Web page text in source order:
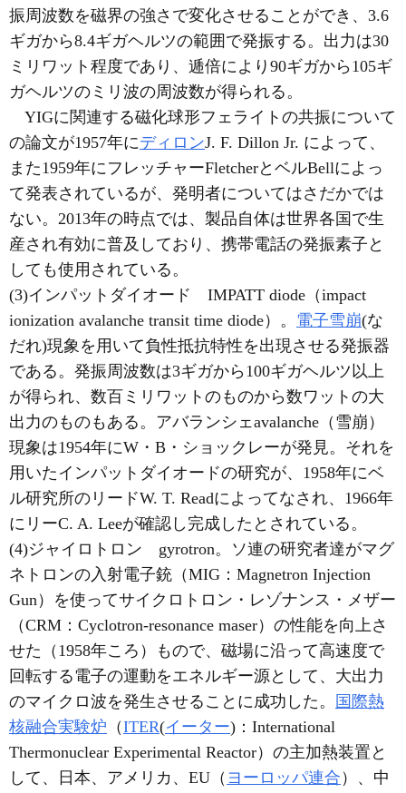
振周波数を磁界の強さで変化させることができ、3.6
ギガから8.4ギガヘルツの範囲で発振する。出力は30
ミリワット程度であり、逓倍により90ギガから105ギ
ガヘルツのミリ波の周波数が得られる。
YIGに関連する磁化球形フェライトの共振について
の論文が1957年にディロンJ. F. Dillon Jr. によって、
また1959年にフレッチャーFletcherとベルBellによっ
て発表されているが、発明者についてはさだかでは
ない。2013年の時点では、製品自体は世界各国で生
産され有効に普及しており、携帯電話の発振素子と
しても使用されている。
(3)インパットダイオード IMPATT diode（impact
ionization avalanche transit time diode）。 電子雪崩(な
だれ)現象を用いて負性抵抗特性を出現させる発振器
である。発振周波数は3ギガから100ギガヘルツ以上
が得られ、数百ミリワットのものから数ワットの大
出力のものもある。アバランシェavalanche（雪崩）
現象は1954年にW・B・ショックレーが発見。それを
用いたインパットダイオードの研究が、1958年にベ
ル研究所のリードW. T. Readによってなされ、1966年
にリーC. A. Leeが確認し完成したとされている。
(4)ジャイロトロン gyrotron。ソ連の研究者達がマグ
ネトロンの入射電子銃（MIG：Magnetron Injection
Gun）を使ってサイクロトロン・レゾナンス・メザー
（CRM：Cyclotron-resonance maser）の性能を向上さ
せた（1958年ころ）もので、磁場に沿って高速度で
回転する電子の運動をエネルギー源として、大出力
のマイクロ波を発生させることに成功した。
国際熱
核融合実験炉 （ITER(イーター)：International
Thermonuclear Experimental Reactor）の主加熱装置と
して、日本、アメリカ、EU（ ヨーロッパ連合 ）、中